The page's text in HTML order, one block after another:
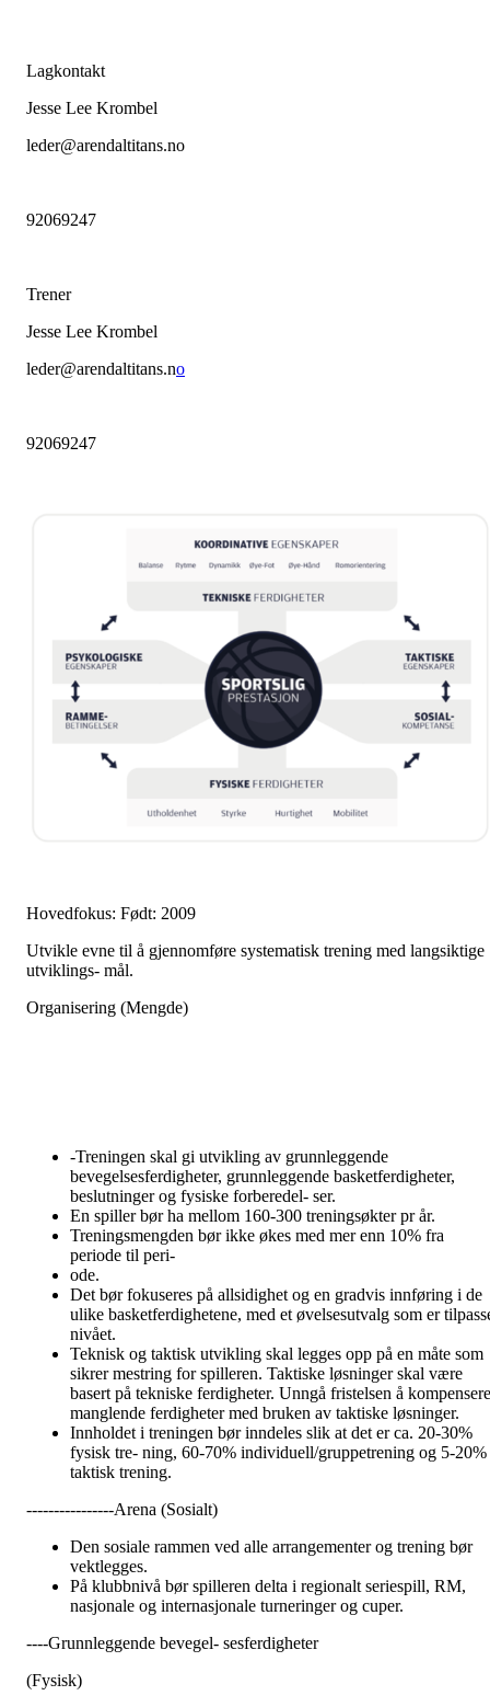
Lagkontakt
Jesse Lee Krombel
leder@arendaltitans.no
92069247
Trener
Jesse Lee Krombel
leder@arendaltitans.no
92069247
Hovedfokus: Født: 2009
Utvikle evne til å gjennomføre systematisk trening med langsiktige
utviklings- mål.
Organisering (Mengde)
-Treningen skal gi utvikling av grunnleggende
bevegelsesferdigheter, grunnleggende basketferdigheter,
beslutninger og fysiske forberedel- ser.
En spiller bør ha mellom 160-300 treningsøkter pr år.
Treningsmengden bør ikke økes med mer enn 10% fra
periode til peri-
ode.
Det bør fokuseres på allsidighet og en gradvis innføring i de
ulike basketferdighetene, med et øvelsesutvalg som er
nivået.
Teknisk og taktisk utvikling skal legges opp på en måte som
sikrer mestring for spilleren. Taktiske løsninger skal være
basert på tekniske ferdigheter. Unngå fristelsen å kompensere
manglende ferdigheter med bruken av taktiske løsninger.
Innholdet i treningen bør inndeles slik at det er ca. 20-30%
fysisk tre- ning, 60-70% individuell/gruppetrening og 5-20%
taktisk trening.
----------------Arena (Sosialt)
Den sosiale rammen ved alle arrangementer og trening bør
vektlegges.
På klubbnivå bør spilleren delta i regionalt seriespill, RM,
nasjonale og internasjonale turneringer og cuper.
----Grunnleggende bevegel- sesferdigheter
(Fysisk)